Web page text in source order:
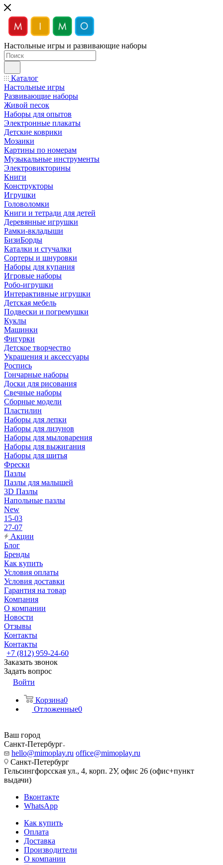
Настольные игры и развивающие наборы
Каталог
Настольные игры
Развивающие наборы
Живой песок
Наборы для опытов
Электронные плакаты
Детские коврики
Мозаики
Картины по номерам
Музыкальные инструменты
Электровикторины
Книги
Конструкторы
Игрушки
Головоломки
Книги и тетради для детей
Деревянные игрушки
Рамки-вкладыши
БизиБорды
Каталки и стучалки
Сортеры и шнуровки
Наборы для купания
Игровые наборы
Робо-игрушки
Интерактивные игрушки
Детская мебель
Подвески и погремушки
Куклы
Машинки
Фигурки
Детское творчество
Украшения и аксессуары
Роспись
Гончарные наборы
Доски для рисования
Свечные наборы
Сборные модели
Пластилин
Наборы для лепки
Наборы для лизунов
Наборы для мыловарения
Наборы для выжигания
Наборы для шитья
Фрески
Пазлы
Пазлы для малышей
3D Пазлы
Напольные пазлы
New
15-03
27-07
Акции
Блог
Бренды
Как купить
Условия оплаты
Условия доставки
Гарантия на товар
Компания
О компании
Новости
Отзывы
Контакты
Контакты
+7 (812) 959-24-60
Заказать звонок
Задать вопрос
Войти
Корзина0
Отложенные0
Ваш город
Санкт-Петербург
hello@mimoplay.ru office@mimoplay.ru
Санкт-Петербург
Гельсингфорсская ул., 4, корп. 2У, офис 26 (офис+пункт
выдачи)
Вконтакте
WhatsApp
Как купить
Оплата
Доставка
Производители
О компании